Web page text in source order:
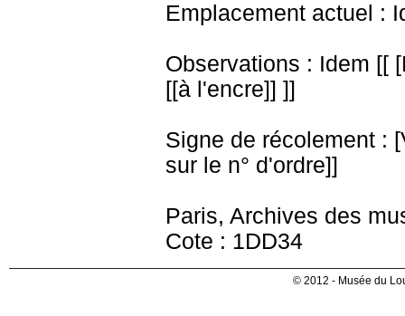
Emplacement actuel :
Observations : Idem [[
[[à l'encre]] ]]
Signe de récolement :
sur le n° d'ordre]]
Paris, Archives des
Cote : 1DD34
© 2012 - Musée du